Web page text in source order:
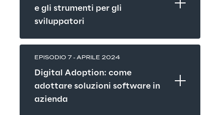
e gli strumenti per gli
sviluppatori
EPISODIO 7 - APRILE 2024
Digital Adoption: come
adottare soluzioni software in
azienda